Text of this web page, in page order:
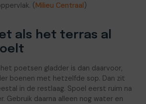
(Milieu Centraal)
als het terras al
poetsen gladder is dan daarvoor,
boenen met hetzelfde sop. Dan zit
in de restlaag. Spoel eerst ruim na
Gebruik daarna alleen nog water en